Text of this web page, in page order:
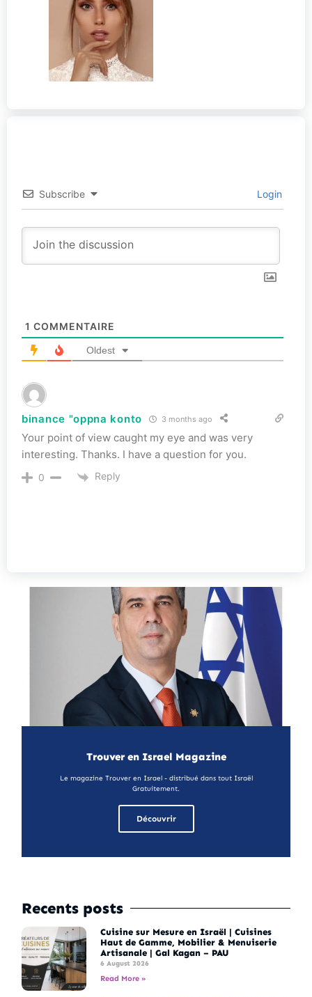
Subscribe Login
1 COMMENTAIRE
Oldest
binance "oppna konto 3 months ago
Your point of view caught my eye and was very
interesting. Thanks. I have a question for you.
0 Reply
Trouver en Israel Magazine
Le magazine Trouver en Israel - distribué dans tout Israël
Gratuitement.
Découvrir
Recents posts
Cuisine sur Mesure en Israël | Cuisines
Haut de Gamme, Mobilier & Menuiserie
Artisanale | Gal Kagan – PAU
6 August 2026
Read More »